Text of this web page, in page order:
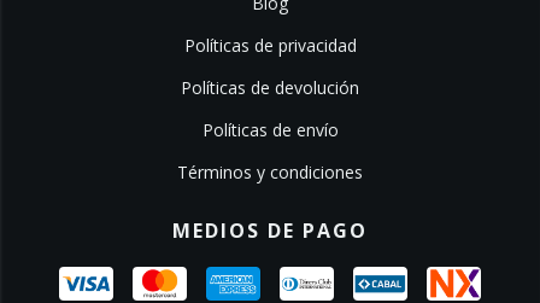
Políticas de privacidad
Políticas de devolución
Políticas de envío
Términos y condiciones
MEDIOS DE PAGO